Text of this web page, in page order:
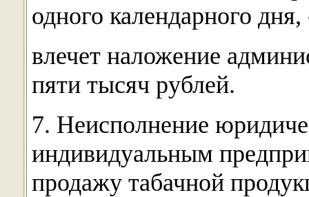
одного календарного дня,
влечет наложение
пяти тысяч рублей.
7. Неисполнение
индивидуальным
продажу табачной